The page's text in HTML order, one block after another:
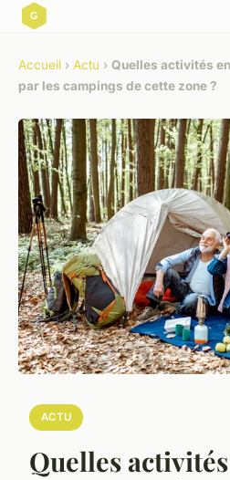
Accueil › Actu › Quelles activités
par les campings de cette zone ?
ACTU
Quelles